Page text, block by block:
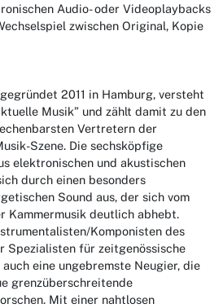
Audio- oder Videoplaybacks
zwischen Original, Kopie
2011 in Hamburg, versteht
Musik” und zählt damit zu den
Vertretern der
Szene. Die sechsköpfige
elektronischen und akustischen
durch einen besonders
Sound aus, der sich vom
Kammermusik deutlich abhebt.
Komponisten des
Spezialisten für zeitgenössische
eine ungebremste Neugier, die
grenzüberschreitende
Mit einer nahtlosen